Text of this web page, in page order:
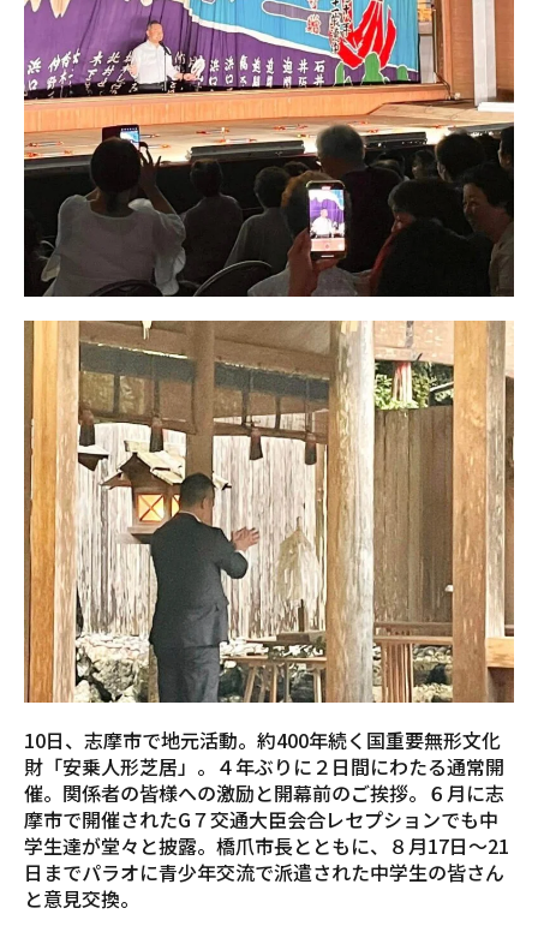
10日、志摩市で地元活動。約400年続く国重要無形文化
財「安乗人形芝居」。４年ぶりに２日間にわたる通常開
催。関係者の皆様への激励と開幕前のご挨拶。６月に志
摩市で開催されたG７交通大臣会合レセプションでも中
学生達が堂々と披露。橋爪市長とともに、８月17日～21
日までパラオに青少年交流で派遣された中学生の皆さん
と意見交換。